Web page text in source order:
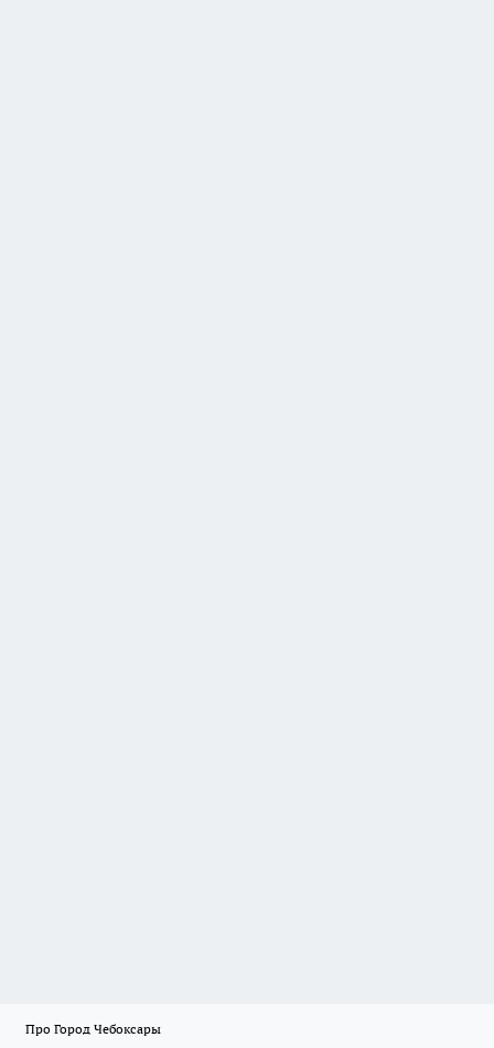
Про Город Чебоксары